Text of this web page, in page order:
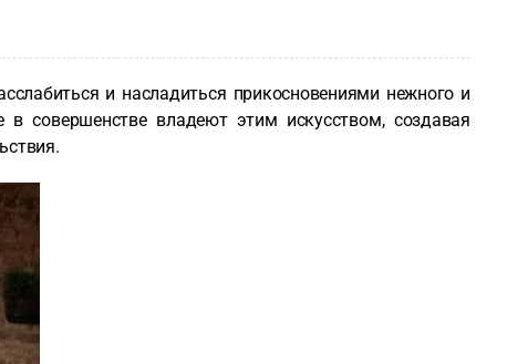
и насладиться прикосновениями нежного и
совершенстве владеют этим искусством, создавая